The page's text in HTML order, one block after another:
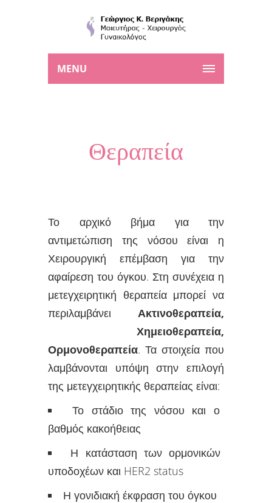
MENU
Θεραπεία
Το αρχικό βήμα για την
αντιμετώπιση της νόσου είναι η
Χειρουργική επέμβαση για την
αφαίρεση του όγκου. Στη συνέχεια η
μετεγχειρητική θεραπεία μπορεί να
περιλαμβάνει Ακτινοθεραπεία,
Χημειοθεραπεία,
Ορμονοθεραπεία. Τα στοιχεία που
λαμβάνονται υπόψη στην επιλογή
της μετεγχειρητικής θεραπείας είναι:
Το στάδιο της νόσου και ο
βαθμός κακοήθειας
Η κατάσταση των ορμονικών
υποδοχέων και HER2 status
Η γονιδιακή έκφραση του όγκου